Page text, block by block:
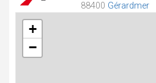
88400 Gérardmer
+
−